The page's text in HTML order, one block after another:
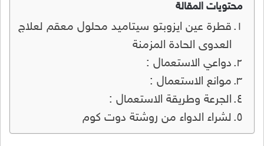
محتويات المقالة
قطرة عين ايزوبتو سيتاميد محلول معقم لعلاج
العدوى الحادة المزمنة
دواعي الاستعمال :
موانع الاستعمال :
الجرعة وطريقة الاستعمال :
لشراء الدواء من روشتة دوت كوم